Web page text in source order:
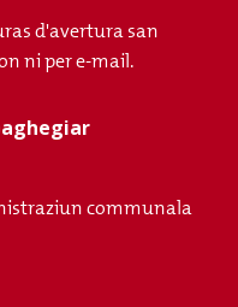
d'avertura san
ni per e-mail.
communala